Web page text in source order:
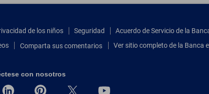
de los niños Seguridad Acuerdo de Servicio de la
Comparta sus comentarios Ver sitio completo de la Banca
con nosotros